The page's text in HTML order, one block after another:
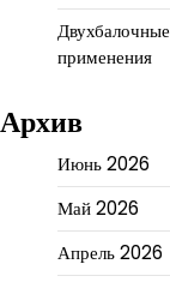
применения
Архив
Июнь 2026
Май 2026
Апрель 2026